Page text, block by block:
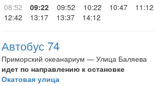
08:52
09:22 09:52 10:22 10:47 11:12
12:42
13:17 13:37 14:12
Автобус 74
Приморский океанариум — Улица Баляева
идет по направлению к остановке
Окатовая улица